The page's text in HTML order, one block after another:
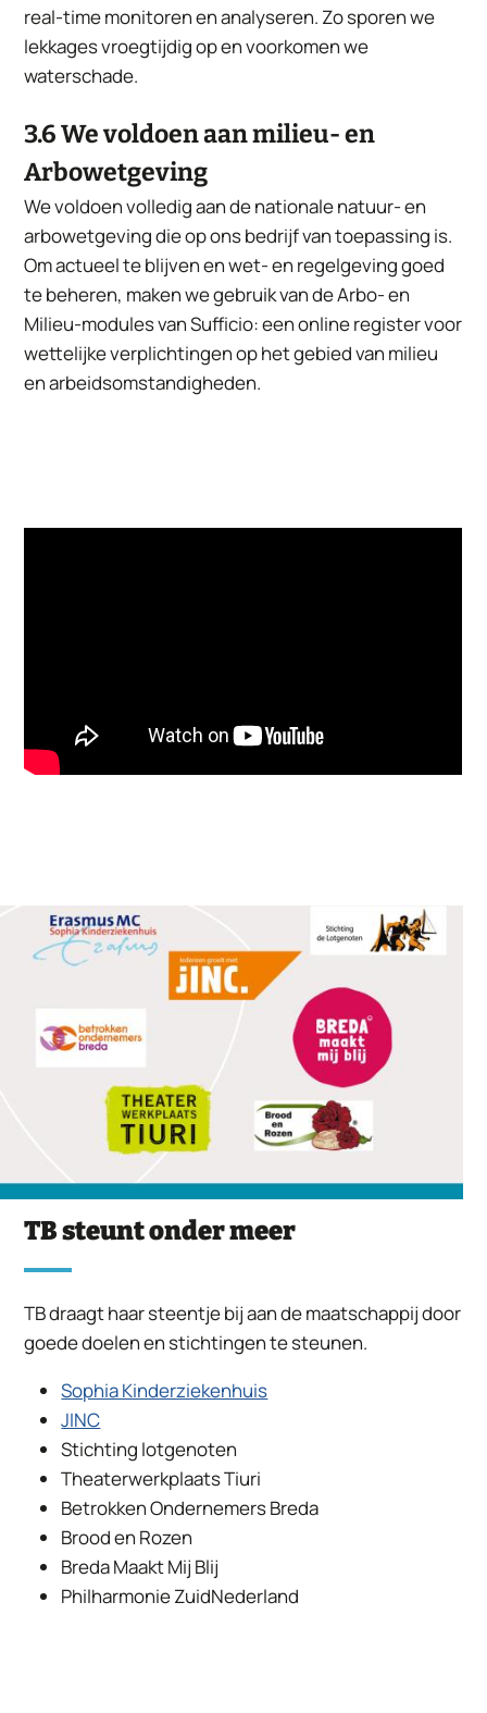
real-time monitoren en analyseren. Zo sporen we
lekkages vroegtijdig op en voorkomen we
waterschade.
3.6 We voldoen aan milieu- en
Arbowetgeving
We voldoen volledig aan de nationale natuur- en
arbowetgeving die op ons bedrijf van toepassing is.
Om actueel te blijven en wet- en regelgeving goed
te beheren, maken we gebruik van de Arbo- en
Milieu-modules van Sufficio: een online register voor
wettelijke verplichtingen op het gebied van milieu
en arbeidsomstandigheden.
TB steunt onder meer
TB draagt haar steentje bij aan de maatschappij door
goede doelen en stichtingen te steunen.
Sophia Kinderziekenhuis
JINC
Stichting lotgenoten
Theaterwerkplaats Tiuri
Betrokken Ondernemers Breda
Brood en Rozen
Breda Maakt Mij Blij
Philharmonie ZuidNederland